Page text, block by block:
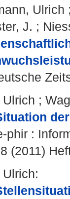
Ulrich
J. ;
Ulrich ;
phir :
(2011)
Ulrich: